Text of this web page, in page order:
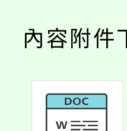
內容附件